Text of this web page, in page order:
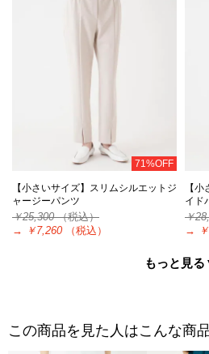
71%OFF
【小さいサイズ】スリムシルエットジ
ャージーパンツ
￥25,300（税込）
→
￥7,260 （税込）
【
イド
￥
→
もっと見
この商品を見た人はこんな商